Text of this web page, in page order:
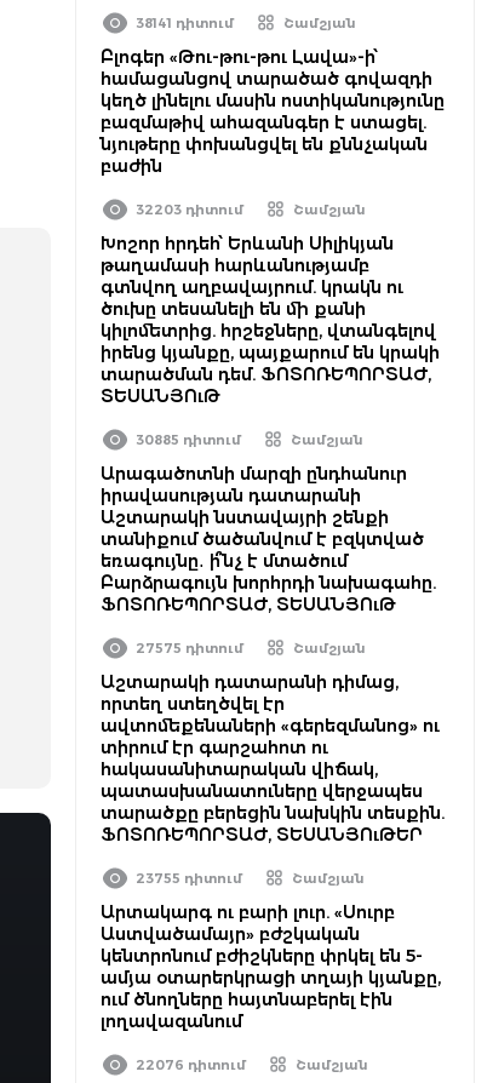
38141 դիտում Շամշյան
Բլոգեր «Թու-թու-թու Լավա»-ի՝
համացանցով տարածած գովազդի
կեղծ լինելու մասին ոստիկանությունը
բազմաթիվ ահազանգեր է ստացել.
նյութերը փոխանցվել են քննչական
բաժին
32203 դիտում Շամշյան
Խոշոր հրդեհ՝ Երևանի Սիլիկյան
թաղամասի հարևանությամբ
գտնվող աղբավայրում. կրակն ու
ծուխը տեսանելի են մի քանի
կիլոմետրից. հրշեջները, վտանգելով
իրենց կյանքը, պայքարում են կրակի
տարածման դեմ. ՖՈՏՈՌԵՊՈՐՏԱԺ,
ՏԵՍԱՆՅՈւԹ
30885 դիտում Շամշյան
Արագածոտնի մարզի ընդհանուր
իրավասության դատարանի
Աշտարակի նստավայրի շենքի
տանիքում ծածանվում է բզկտված
եռագույնը․ ի՞նչ է մտածում
Բարձրագույն խորհրդի նախագահը.
ՖՈՏՈՌԵՊՈՐՏԱԺ, ՏԵՍԱՆՅՈւԹ
27575 դիտում Շամշյան
Աշտարակի դատարանի դիմաց,
որտեղ ստեղծվել էր
ավտոմեքենաների «գերեզմանոց» ու
տիրում էր գարշահոտ ու
հակասանիտարական վիճակ,
պատասխանատուները վերջապես
տարածքը բերեցին նախկին տեսքին.
ՖՈՏՈՌԵՊՈՐՏԱԺ, ՏԵՍԱՆՅՈւԹԵՐ
23755 դիտում Շամշյան
Արտակարգ ու բարի լուր. «Սուրբ
Աստվածամայր» բժշկական
կենտրոնում բժիշկները փրկել են 5-
ամյա օտարերկրացի տղայի կյանքը,
ում ծնողները հայտնաբերել էին
լողավազանում
22076 դիտում Շամշյան